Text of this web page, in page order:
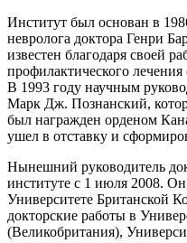
Институт был основан в
невролога доктора Генри
известен благодаря своей
профилактического
В 1993 году научным
Марк Дж. Познанский,
был награжден орденом
ушел в отставку и
Нынешний руководитель
институте с 1 июля 2008.
Университете Британской
докторские работы в
(Великобритания),